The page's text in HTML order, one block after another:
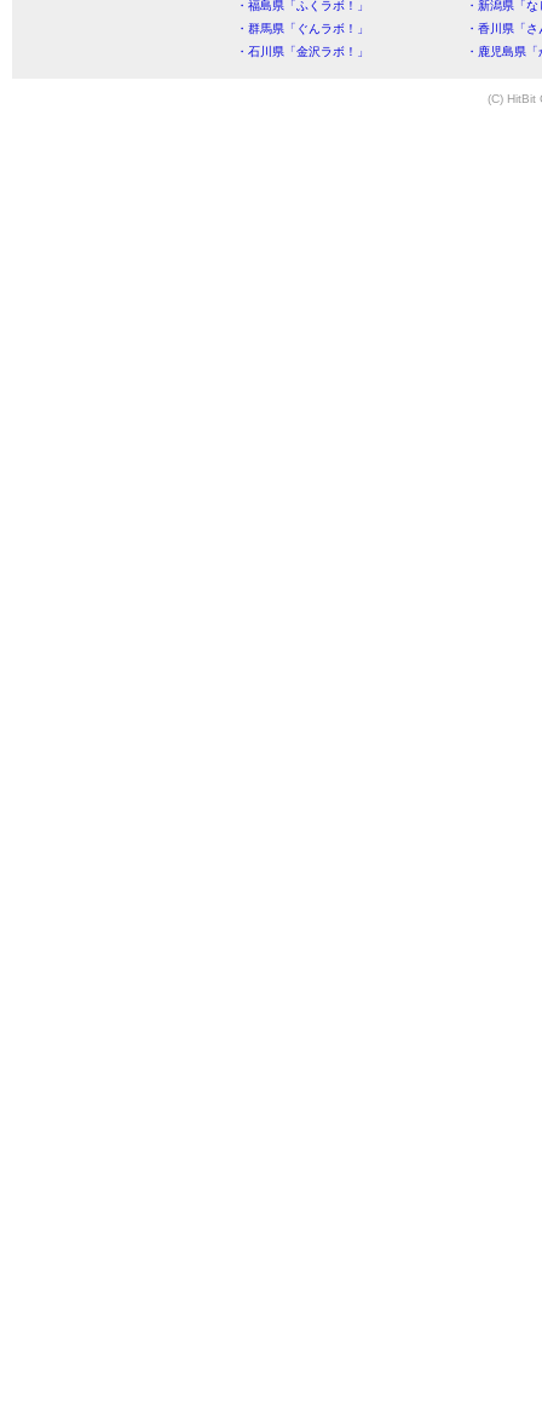
・福島県「ふくラボ！」
・新潟県「
・群馬県「ぐんラボ！」
・香川県「
・石川県「金沢ラボ！」
・鹿児島県
(C) HitBit